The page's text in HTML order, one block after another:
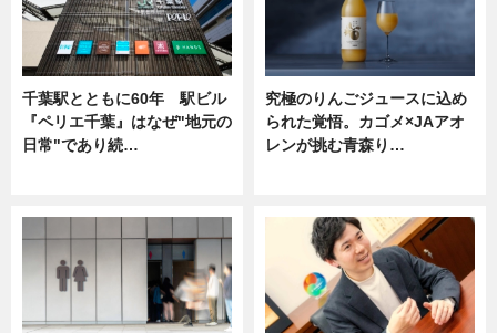
千葉駅とともに60年 駅ビル
『ペリエ千葉』はなぜ"地元の
日常"であり続…
究極のりんごジュースに込め
られた覚悟。カゴメ×JAアオ
レンが挑む青森り…